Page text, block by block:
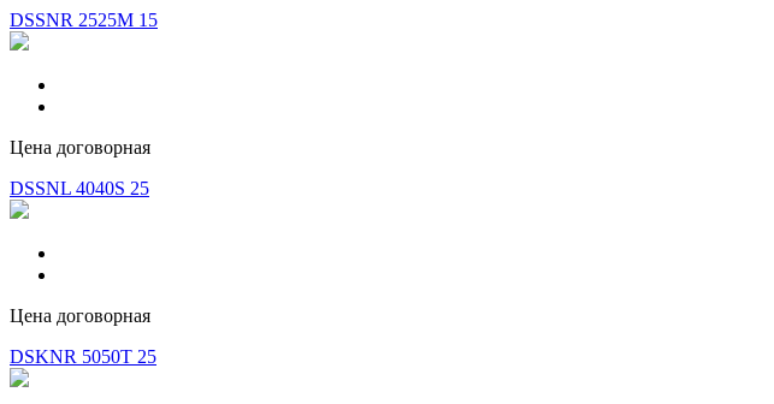
DSSNR 2525M 15
Цена договорная
DSSNL 4040S 25
Цена договорная
DSKNR 5050T 25